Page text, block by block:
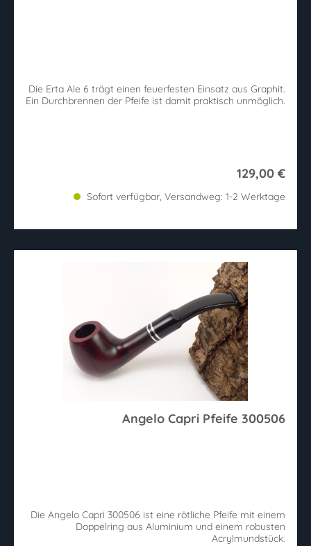
Die Erta Ale 6 trägt einen feuerfesten Einsatz aus Graphit.
Ein Durchbrennen der Pfeife ist damit praktisch unmöglich.
129,00 €
Sofort verfügbar, Versandweg: 1-2 Werktage
Angelo Capri Pfeife 300506
Die Angelo Capri 300506 ist eine rötliche Pfeife mit einem
Doppelring aus Aluminium und einem robusten
Acrylmundstück.